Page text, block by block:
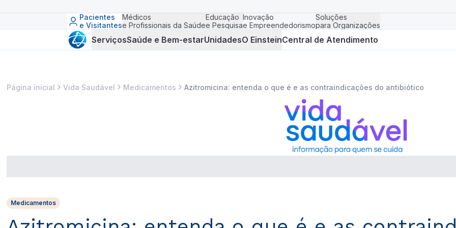
Pacientes
e Visitantes
Médicos
e Profissionais da Saúde
Educação
e Pesquisa
Inovação
e Empreendedorismo
Soluções
para Organizações
ServiçosSaúde e Bem-estarUnidadesO EinsteinCentral de Atendimento
Página inicial Vida Saudável Medicamentos Azitromicina: entenda o que é e as contraindicações do antibiótico
Medicamentos